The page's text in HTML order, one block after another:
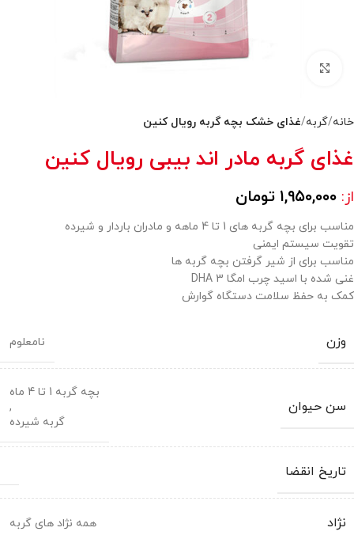
خانه گربه غذای خشک بچه گربه رویال کنین
غذای گربه مادر اند بیبی رویال کنین
از: ۱,۹۵۰,۰۰۰ تومان
مناسب برای بچه گربه های 1 تا 4 ماهه و مادران باردار و شیرده
تقویت سیستم ایمنی
مناسب برای از شیر گرفتن بچه گربه ها
غنی شده با اسید چرب امگا 3 DHA
کمک به حفظ سلامت دستگاه گوارش
وزن نامعلوم
سن حیوان
بچه گربه 1 تا 4 ماه
,
گربه شیرده
تاریخ انقضا
نژاد همه نژاد های گربه